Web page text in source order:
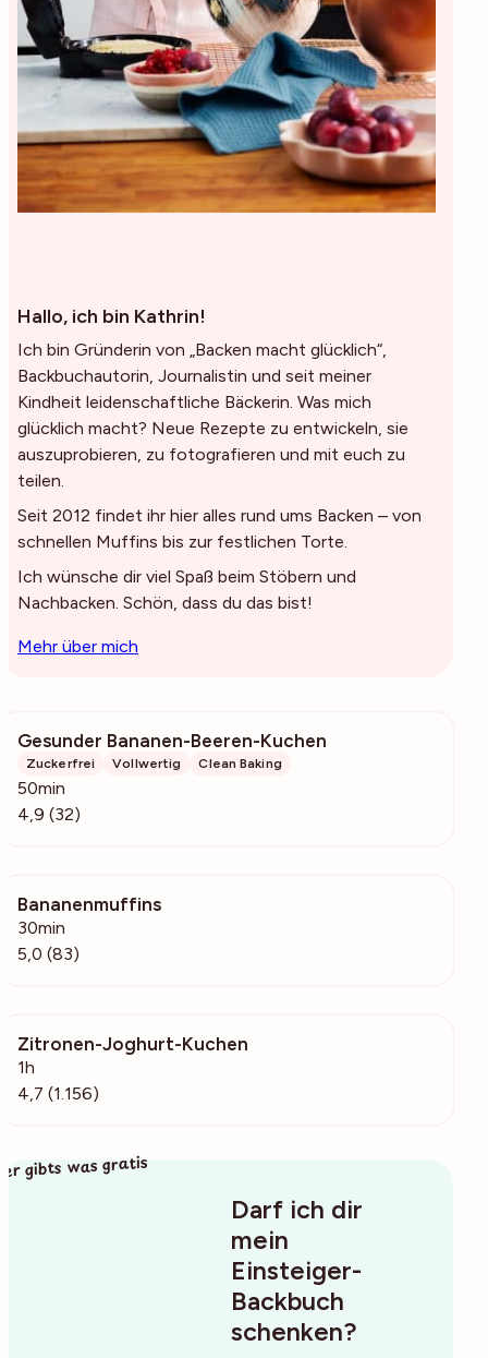
Hallo, ich bin Kathrin!
Ich bin Gründerin von „Backen macht glücklich“,
Backbuchautorin, Journalistin und seit meiner
Kindheit leidenschaftliche Bäckerin. Was mich
glücklich macht? Neue Rezepte zu entwickeln, sie
auszuprobieren, zu fotografieren und mit euch zu
teilen.
Seit 2012 findet ihr hier alles rund ums Backen – von
schnellen Muffins bis zur festlichen Torte.
Ich wünsche dir viel Spaß beim Stöbern und
Nachbacken. Schön, dass du das bist!
Mehr über mich
Gesunder Bananen-Beeren-Kuchen
Zuckerfrei Vollwertig Clean Baking
50min
4,9 (32)
Bananenmuffins
30min
5,0 (83)
Zitronen-Joghurt-Kuchen
1h
4,7 (1.156)
Darf ich dir
mein
Einsteiger-
Backbuch
schenken?
gibts was gratis